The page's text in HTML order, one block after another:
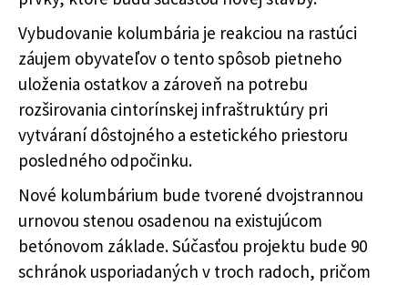
Vybudovanie kolumbária je reakciou na rastúci
záujem obyvateľov o tento spôsob pietneho
uloženia ostatkov a zároveň na potrebu
rozširovania cintorínskej infraštruktúry pri
vytváraní dôstojného a estetického priestoru
posledného odpočinku.
Nové kolumbárium bude tvorené dvojstrannou
urnovou stenou osadenou na existujúcom
betónovom základe. Súčasťou projektu bude 90
schránok usporiadaných v troch radoch, pričom